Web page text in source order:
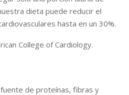
dieta puede reducir el
hasta en un 30%.
College of Cardiology.
de proteínas, fibras y